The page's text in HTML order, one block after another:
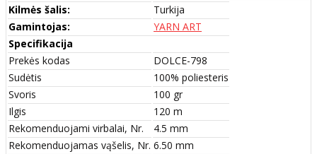
Kilmės šalis:
Turkija
Gamintojas:
YARN ART
Specifikacija
Prekės kodas
DOLCE-798
Sudėtis
100% poliesteris
Svoris
100 gr
Ilgis
120 m
Rekomenduojami virbalai, Nr.
4.5 mm
Rekomenduojamas vąšelis, Nr. 6.50 mm